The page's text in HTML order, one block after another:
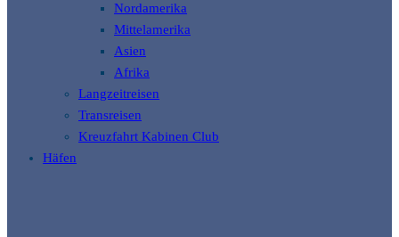
Nordamerika
Mittelamerika
Asien
Afrika
Langzeitreisen
Transreisen
Kreuzfahrt Kabinen Club
Häfen